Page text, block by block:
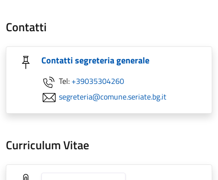
Contatti
Contatti segreteria generale
Tel: +39035304260
segreteria@comune.seriate.bg.it
Curriculum Vitae